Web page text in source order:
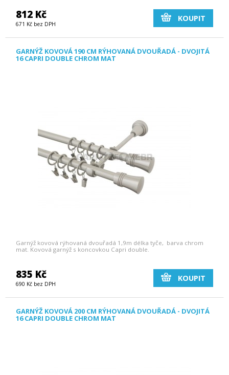
812 Kč
671 Kč bez DPH
KOUPIT
GARNÝŽ KOVOVÁ 190 CM RÝHOVANÁ DVOUŘADÁ - DVOJITÁ
16 CAPRI DOUBLE CHROM MAT
Garnýž kovová rýhovaná dvouřadá 1,9m délka tyče, barva chrom
mat. Kovová garnýž s koncovkou Capri double.
835 Kč
690 Kč bez DPH
KOUPIT
GARNÝŽ KOVOVÁ 200 CM RÝHOVANÁ DVOUŘADÁ - DVOJITÁ
16 CAPRI DOUBLE CHROM MAT